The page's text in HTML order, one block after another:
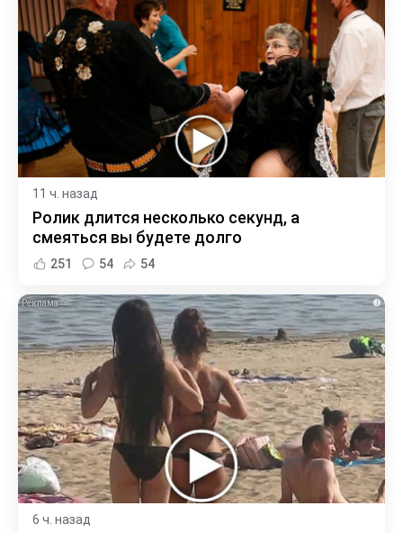
11 ч. назад
Ролик длится несколько секунд, а
смеяться вы будете долго
251 54 54
i
6 ч. назад